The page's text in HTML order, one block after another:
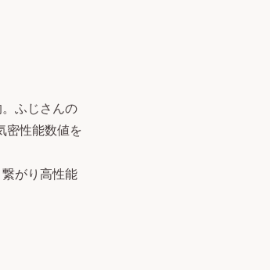
ふじさんの
密性能数値を
がり高性能